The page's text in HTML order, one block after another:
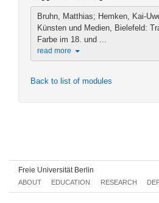
Bruhn, Matthias; Hemken, Kai-
Künsten und Medien, Bielefeld:
Farbe im 18. und ...
read more
Back to list of modules
Freie Universität Berlin
ABOUT EDUCATION RESEARCH